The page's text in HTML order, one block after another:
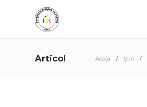
Articol Acasa Știri